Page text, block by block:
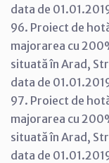
data de
96. Proiect de
majorarea cu
situată în Arad,
data de
97. Proiect de
majorarea cu
situată în Arad,
data de